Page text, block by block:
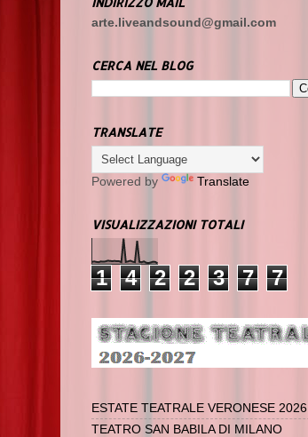
arte.liveandsound@gmail.com
CERCA NEL BLOG
TRANSLATE
Powered by Translate
VISUALIZZAZIONI TOTALI
1 4 2 2 3 7 7
ESTATE TEATRALE VERONESE 2026
TEATRO SAN BABILA DI MILANO